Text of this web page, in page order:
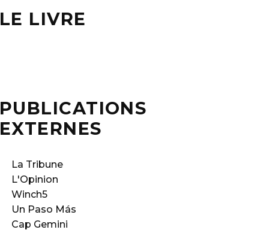
n
k
LE LIVRE
PUBLICATIONS
EXTERNES
La Tribune
L'Opinion
Winch5
Un Paso Más
Cap Gemini